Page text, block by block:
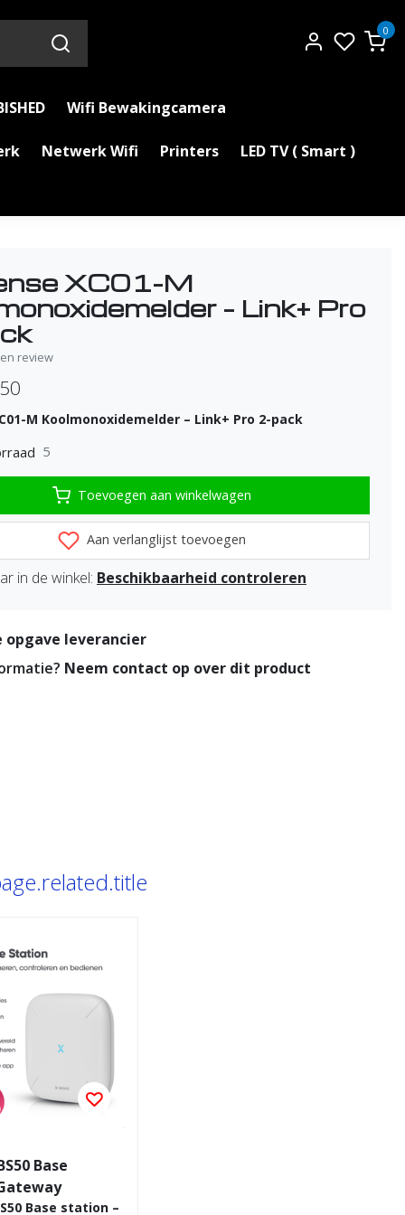
0
Wifi Bewakingcamera
Netwerk Wifi Printers LED TV ( Smart )
XC01-M
– Link+ Pro
review
M Koolmonoxidemelder – Link+ Pro 2-pack
5
Toevoegen aan winkelwagen
Aan verlanglijst toevoegen
in de winkel: Beschikbaarheid controleren
opgave leverancier
Neem contact op over dit product
Base
Base station –